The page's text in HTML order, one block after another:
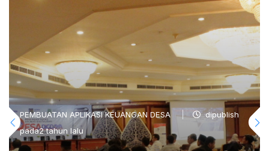
PEMBUATAN APLIKASI KEUANGAN DESA
dipublish
pada2 tahun lalu